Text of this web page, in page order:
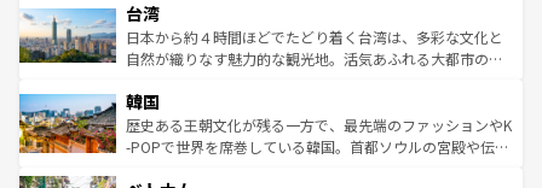
ならではの贅沢な旅のスタイルだ。 なお、新着のアメリカ
情報はコンテンツ一覧を参照してほしい。
れるおもてなしの心で訪れる人々を迎えてくれるハワイの
人々、おいしいローカルフードやハワイアンミュージッ
ク、伝統的なフラダンスなど、すべてがハワイの魅力を彩
ワイを、存分に味わってほしい。 なお、新着のハワイ情報
はコンテンツ一覧を参照してほしい。
リアリーフや大陸中央部にそびえるウルル（エアーズロッ
ク）、タスマニアの美しい原生林やケアンズの熱帯雨林な
ど、見どころがたくさん。また、カフェやワイン、オージ
いる。アクティビティも充実しており、サーフィンやダイ
ビング、ハイキングなど、アウトドア好きにはたまらな
い。オーストラリアの多彩な魅力を存分に味わいつくそ
台湾
日本から約４時間ほどでたどり着く台湾は、多彩な文化と
自然が織りなす魅力的な観光地。活気あふれる大都市の台
ン）、静ひつな山岳地帯である台湾東部など、都市の喧騒
と山間の静けさが共存しており、訪れる人に新しい発見と
驚きをもたらしてくれる。また、奥深い台湾の食文化も魅
韓国
歴史ある王朝文化が残る一方で、最先端のファッションやK
-POPで世界を席巻している韓国。首都ソウルの宮殿や伝統